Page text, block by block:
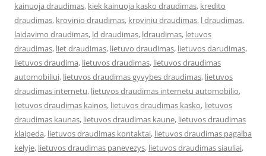
kainuoja draudimas, kiek kainuoja kasko draudimas, kredito
draudimas, krovinio draudimas, kroviniu draudimas, l draudimas,
laidavimo draudimas, ld draudimas, ldraudimas, letuvos
draudimas, liet draudimas, lietuvo draudimas, lietuvos darudimas,
lietuvos draudima, lietuvos draudimas, lietuvos draudimas
automobiliui, lietuvos draudimas gyvybes draudimas, lietuvos
draudimas internetu, lietuvos draudimas internetu automobilio,
lietuvos draudimas kainos, lietuvos draudimas kasko, lietuvos
draudimas kaunas, lietuvos draudimas kaune, lietuvos draudimas
klaipeda, lietuvos draudimas kontaktai, lietuvos draudimas pagalba
kelyje, lietuvos draudimas panevezys, lietuvos draudimas siauliai,